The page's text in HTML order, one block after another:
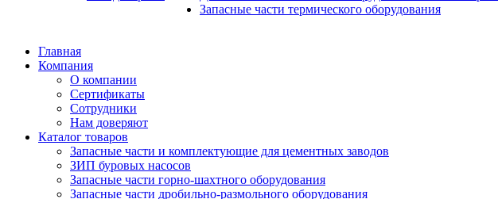
Запасные части термического оборудования
Главная
Компания
О компании
Сертификаты
Сотрудники
Нам доверяют
Каталог товаров
Запасные части и комплектующие для цементных заводов
ЗИП буровых насосов
Запасные части горно-шахтного оборудования
Запасные части дробильно-размольного оборудования